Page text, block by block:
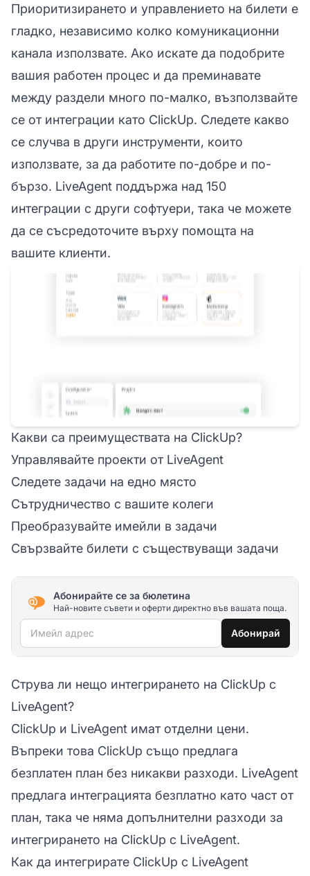
Приоритизирането и управлението на билети е
гладко, независимо колко комуникационни
канала използвате. Ако искате да подобрите
вашия работен процес и да преминавате
между раздели много по-малко, възползвайте
се от интеграции като ClickUp. Следете какво
се случва в други инструменти, които
използвате, за да работите по-добре и по-
бързо. LiveAgent поддържа над 150
интеграции с други софтуери, така че можете
да се съсредоточите върху помощта на
вашите клиенти.
Какви са преимуществата на ClickUp?
Управлявайте проекти от LiveAgent
Следете задачи на едно място
Сътрудничество с вашите колеги
Преобразувайте имейли в задачи
Свързвайте билети с съществуващи задачи
Абонирайте се за бюлетина
Най-новите съвети и оферти директно във вашата поща.
Имейл адрес Абонирай
Струва ли нещо интегрирането на ClickUp с
LiveAgent?
ClickUp и LiveAgent имат отделни цени.
Въпреки това ClickUp също предлага
безплатен план без никакви разходи. LiveAgent
предлага интеграцията безплатно като част от
план, така че няма допълнителни разходи за
интегрирането на ClickUp с LiveAgent.
Как да интегрирате ClickUp с LiveAgent